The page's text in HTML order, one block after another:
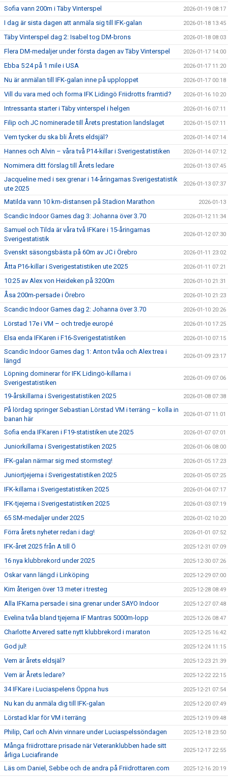
Sofia vann 200m i Täby Vinterspel 2026-01-19 08:17
I dag är sista dagen att anmäla sig till IFK-galan 2026-01-18 13:45
Täby Vinterspel dag 2: Isabel tog DM-brons 2026-01-18 08:03
Flera DM-medaljer under första dagen av Täby Vinterspel 2026-01-17 14:00
Ebba 5:24 på 1 mile i USA 2026-01-17 11:20
Nu är anmälan till IFK-galan inne på upploppet 2026-01-17 00:18
Vill du vara med och forma IFK Lidingö Friidrotts framtid? 2026-01-16 10:20
Intressanta starter i Täby vinterspel i helgen 2026-01-16 07:11
Filip och JC nominerade till Årets prestation landslaget 2026-01-15 07:11
Vem tycker du ska bli Årets eldsjäl? 2026-01-14 07:14
Hannes och Alvin – våra två P14-killar i Sverigestatistiken 2026-01-14 07:12
Nomimera ditt förslag till Årets ledare 2026-01-13 07:45
Jacqueline med i sex grenar i 14-åringarnas Sverigestatistik
ute 2025
2026-01-13 07:37
Matilda vann 10 km-distansen på Stadion Marathon 2026-01-13
Scandic Indoor Games dag 3: Johanna över 3.70 2026-01-12 11:34
Samuel och Tilda är våra två IFKare i 15-åringarnas
Sverigestatistik
2026-01-12 07:30
Svenskt säsongsbästa på 60m av JC i Örebro 2026-01-11 23:02
Åtta P16-killar i Sverigestatistiken ute 2025 2026-01-11 07:21
10:25 av Alex von Heideken på 3200m 2026-01-10 21:31
Åsa 200m-persade i Örebro 2026-01-10 21:23
Scandic Indoor Games dag 2: Johanna över 3.70 2026-01-10 20:26
Lörstad 17e i VM – och tredje europé 2026-01-10 17:25
Elsa enda IFKaren i F16-Sverigestatistiken 2026-01-10 07:15
Scandic Indoor Games dag 1: Anton tvåa och Alex trea i
längd
2026-01-09 23:17
Löpning dominerar för IFK Lidingö-killarna i
Sverigestatistiken
2026-01-09 07:06
19-årskillarna i Sverigestatistiken 2025 2026-01-08 07:38
På lördag springer Sebastian Lörstad VM i terräng – kolla in
banan här
2026-01-07 11:01
Sofia enda IFKaren i F19-statistiken ute 2025 2026-01-07 07:01
Juniorkillarna i Sverigestatistiken 2025 2026-01-06 08:00
IFK-galan närmar sig med stormsteg! 2026-01-05 17:23
Juniortjejerna i Sverigestatistiken 2025 2026-01-05 07:25
IFK-killarna i Sverigestatistiken 2025 2026-01-04 07:17
IFK-tjejerna i Sverigestatistiken 2025 2026-01-03 07:19
65 SM-medaljer under 2025 2026-01-02 10:20
Förra årets nyheter redan i dag! 2026-01-01 07:52
IFK-året 2025 från A till Ö 2025-12-31 07:09
16 nya klubbrekord under 2025 2025-12-30 07:26
Oskar vann längd i Linköping 2025-12-29 07:00
Kim återigen över 13 meter i tresteg 2025-12-28 08:49
Alla IFKarna persade i sina grenar under SAYO Indoor 2025-12-27 07:48
Evelina tvåa bland tjejerna IF Mantras 5000m-lopp 2025-12-26 08:47
Charlotte Arvered satte nytt klubbrekord i maraton 2025-12-25 16:42
God jul! 2025-12-24 11:15
Vem är årets eldsjäl? 2025-12-23 21:39
Vem är Årets ledare? 2025-12-22 22:15
34 IFKare i Luciaspelens Öppna hus 2025-12-21 07:54
Nu kan du anmäla dig till IFK-galan 2025-12-20 07:49
Lörstad klar för VM i terräng 2025-12-19 09:48
Philip, Carl och Alvin vinnare under Luciaspelssöndagen 2025-12-18 23:50
Många friidrottare prisade när Veteranklubben hade sitt
årliga Luciafirande
2025-12-17 22:55
Läs om Daniel, Sebbe och de andra på Friidrottaren.com 2025-12-16 20:19